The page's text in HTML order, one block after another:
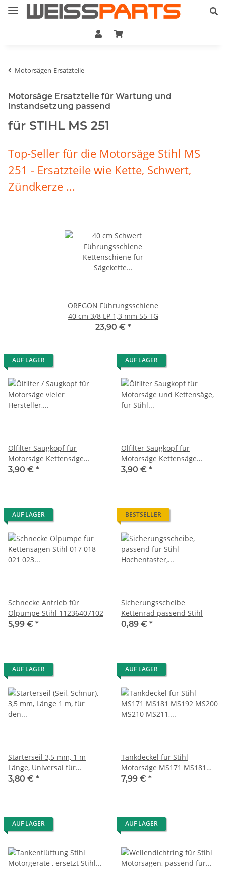
Motorsägen-Ersatzteile
Motorsäge Ersatzteile für Wartung und
Instandsetzung passend
für STIHL MS 251
Top-Seller für die Motorsäge Stihl MS
251 - Ersatzteile wie Kette, Schwert,
Zündkerze ...
OREGON Führungsschiene
40 cm 3/8 LP 1,3 mm 55 TG
23,90 € *
AUF LAGER
Ölfilter Saugkopf für
Motorsäge Kettensäge
11176403800
3,90 € *
AUF LAGER
Ölfilter Saugkopf für
Motorsäge Kettensäge
11236403800
3,90 € *
AUF LAGER
Schnecke Antrieb für
Ölpumpe Stihl 11236407102
5,99 € *
BESTSELLER
Sicherungsscheibe
Kettenrad passend Stihl
0,89 € *
AUF LAGER
Starterseil 3,5 mm, 1 m
Länge, Universal für
Motorsäge, Freischneider ...
3,80 € *
AUF LAGER
Tankdeckel für Stihl
Motorsäge MS171 MS181
MS192 MS200 MS210 MS260
7,99 € *
AUF LAGER AUF LAGER